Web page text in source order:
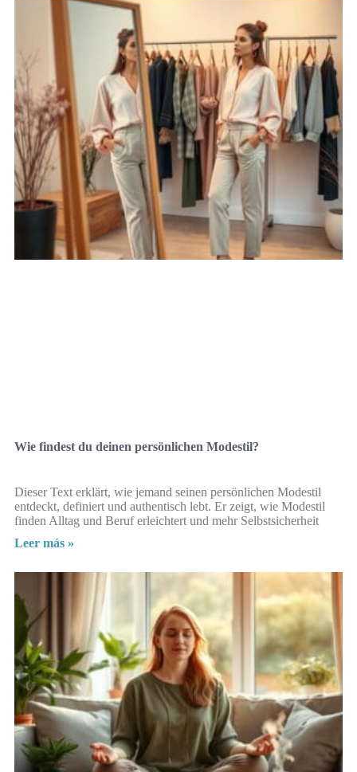
Wie findest du deinen persönlichen Modestil?
Dieser Text erklärt, wie jemand seinen persönlichen Modestil
entdeckt, definiert und authentisch lebt. Er zeigt, wie Modestil
finden Alltag und Beruf erleichtert und mehr Selbstsicherheit
Leer más »